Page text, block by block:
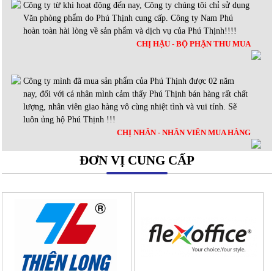
Công ty từ khi hoạt động đến nay, Công ty chúng tôi chỉ sử dụng
Văn phòng phẩm do Phú Thịnh cung cấp. Công ty Nam Phú
hoàn toàn hài lòng về sản phẩm và dịch vụ của Phú Thịnh!!!!
CHỊ HẬU - BỘ PHẬN THU MUA
Công ty mình đã mua sản phẩm của Phú Thịnh được 02 năm
nay, đối với cá nhân mình cảm thấy Phú Thịnh bán hàng rất chất
lượng, nhân viên giao hàng vô cùng nhiệt tình và vui tính. Sẽ
luôn ủng hộ Phú Thịnh !!!
CHỊ NHÂN - NHÂN VIÊN MUA HÀNG
ĐƠN VỊ CUNG CẤP